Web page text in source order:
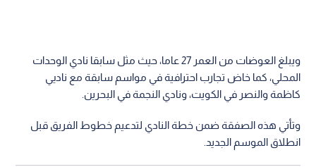
ويبلغ العوضات من العمر 27 عاما، حيث مثل سابقا نادي الوحدات
المحلي، كما خاض تجارب احترافية في مواسم سابقة مع ناديي
كاظمة والنصر في الكويت، ونادي النجمة في البحرين.
وتأتي هذه الصفقة ضمن خطة النادي لتدعيم خطوط الفريق قبل
انطلاق الموسم الجديد.